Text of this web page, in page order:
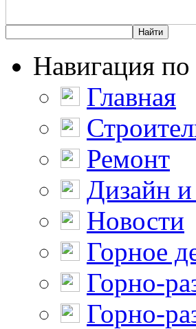
Навигация по
Главная
Ремонт
Дизайн и
Новости
Горное
Горно-
Горно-